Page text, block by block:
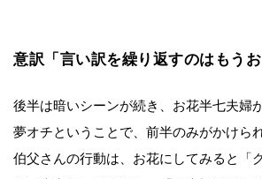
意訳「言い訳を繰り返すのはもうお
後半は暗いシーンが続き、お花半七夫婦
夢オチということで、前半のみがかけら
伯父さんの行動は、お花にしてみると「